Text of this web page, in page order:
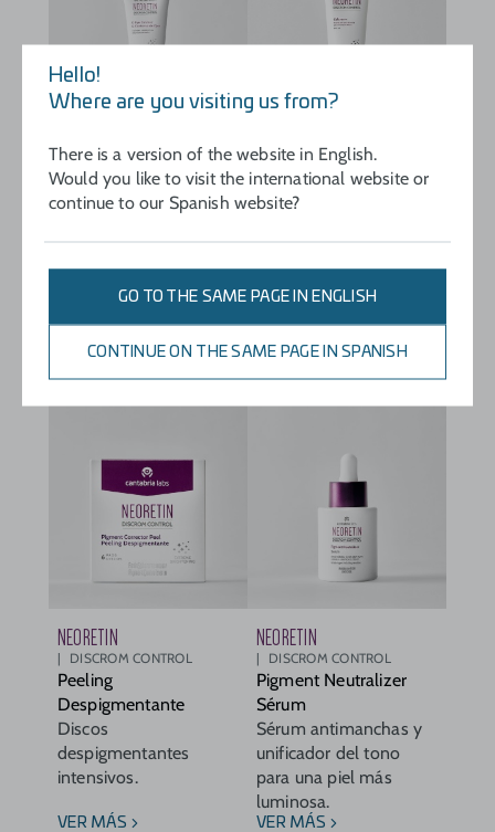
NEORETIN
DISCROM CONTROL
k-Contorno de ojos
Contorno de ojos
antiojeras
despigmentante.
NEORETIN
DISCROM CONTROL
Gel Cream SPF 50
Crema de día
despigmentante con
factor de protección
NEORETIN
DISCROM CONTROL
Peeling
Despigmentante
Discos
despigmentantes
intensivos.
VER MÁS
NEORETIN
DISCROM CONTROL
Pigment Neutralizer
Sérum
Sérum antimanchas y
unificador del tono
para una piel más
luminosa.
VER MÁS
Hello!
Where are you visiting us from?
There is a version of the website in English.
Would you like to visit the international website or
continue to our Spanish website?
GO TO THE SAME PAGE IN ENGLISH
CONTINUE ON THE SAME PAGE IN SPANISH